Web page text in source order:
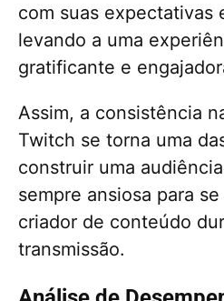
com suas expectativas
levando a uma
gratificante e
Assim, a consistência
Twitch se torna uma
construir uma
sempre ansiosa para
criador de conteúdo
transmissão.